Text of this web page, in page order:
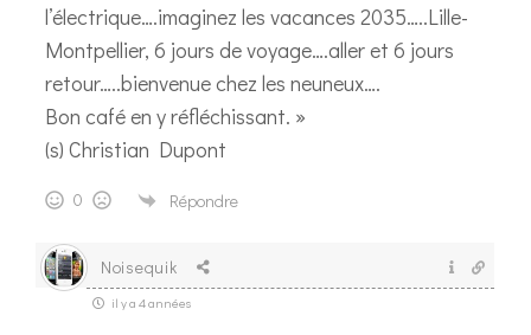
l’électrique….imaginez les vacances 2035…..Lille-
Montpellier, 6 jours de voyage….aller et 6 jours
retour…..bienvenue chez les neuneux….
Bon café en y réfléchissant. »
(s) Christian Dupont
0 Répondre
Noisequik
il y a 4 années